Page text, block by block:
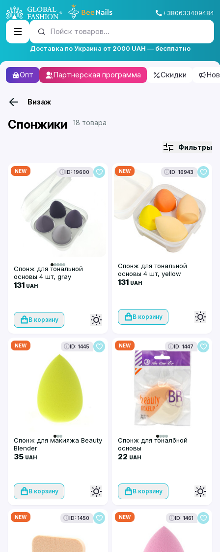
+380633409484
Пойск товаров...
Доставка по Украина от 2000 UAH — бесплатно
Опт Партнерская программа Скидки
Визаж
Спонжики 18 товара
Фильтры
NEW ID: 19600
Спонж для тональной
основы 4 шт, gray
131 UAH
В корзину
NEW ID: 16943
Спонж для тональной
основы 4 шт, yellow
131 UAH
В корзину
NEW ID: 1445
Спонж для макияжа Beauty
Blender
35 UAH
В корзину
NEW ID: 1447
Спонж для тоналбной
основы
22 UAH
В корзину
NEW ID: 1450 NEW ID: 1461